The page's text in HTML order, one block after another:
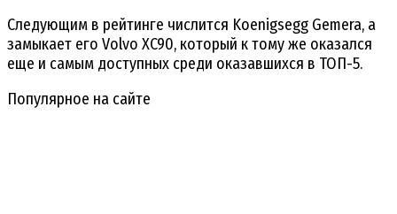
Следующим в рейтинге числится Koenigsegg Gemera, а
замыкает его Volvo XC90, который к тому же оказался
еще и самым доступных среди оказавшихся в ТОП-5.
Популярное на сайте